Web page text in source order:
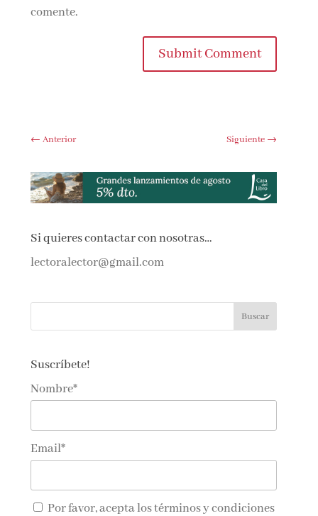
comente.
Submit Comment
←Anterior Siguiente→
Si quieres contactar con nosotras…
lectoralector@gmail.com
Suscríbete!
Nombre*
Email*
Por favor, acepta lostérminos y condiciones